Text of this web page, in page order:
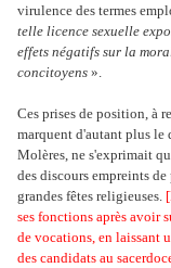
virulence des termes
telle licence sexuelle
effets négatifs sur la
concitoyens ».
Ces prises de position, à
marquent d'autant plus le
Molères, ne s'exprimait
des discours empreints
grandes fêtes religieuses.
ses fonctions après avoir
de vocations, en laissant
des candidats au